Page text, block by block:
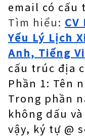
email có cấu
Tìm hiểu:
Yếu Lý Lịch
Anh, Tiếng
cấu trúc địa
Phần 1: Tên
Trong phần
không dấu
vậy, ký tự @